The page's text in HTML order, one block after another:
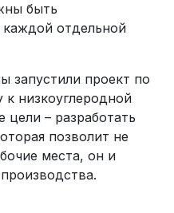
быть
отдельной
запустили проект по
низкоуглеродной
цели – разработать
позволит не
места, он и